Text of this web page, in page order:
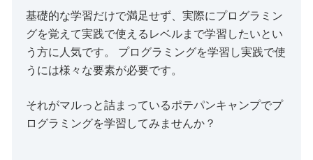
基礎的な学習だけで満足せず、実際にプログラミン
グを覚えて実践で使えるレベルまで学習したいとい
う方に人気です。 プログラミングを学習し実践で使
うには様々な要素が必要です。
それがマルっと詰まっているポテパンキャンプでプ
ログラミングを学習してみませんか？